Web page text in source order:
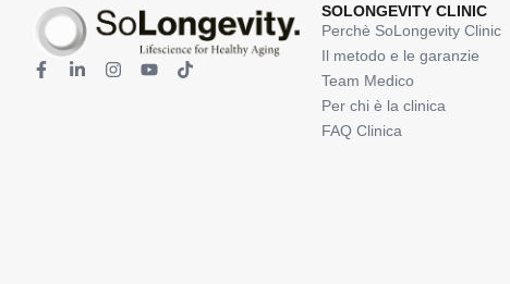
SOLONGEVITY CLINIC
Perchè SoLongevity Clinic
Il metodo e le garanzie
Team Medico
Per chi è la clinica
FAQ Clinica